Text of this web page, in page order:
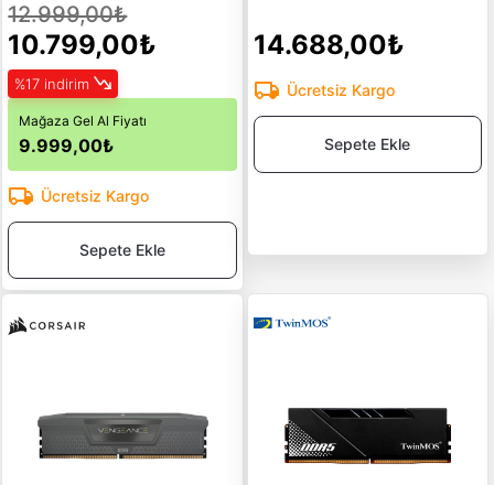
12.999,00₺
10.799,00₺
%17 indirim
Mağaza Gel Al Fiyatı
9.999,00₺
Ücretsiz Kargo
Sepete Ekle
14.688,00₺
Ücretsiz Kargo
Sepete Ekle